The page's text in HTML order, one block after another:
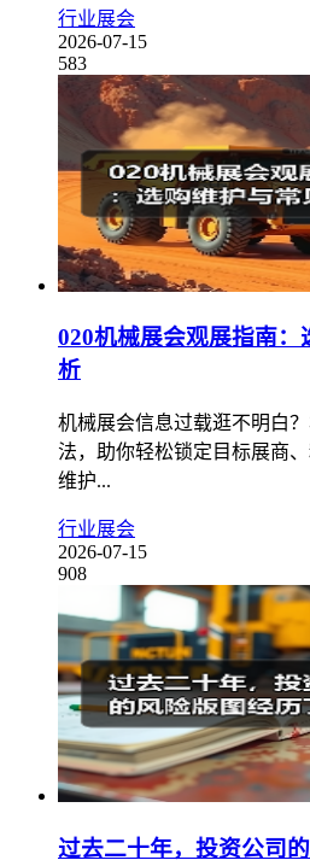
行业展会
2026-07-15
583
020机械展会观展指南
析
机械展会信息过载逛不明白
法，助你轻松锁定目标展商
维护...
行业展会
2026-07-15
908
过去二十年，投资公司